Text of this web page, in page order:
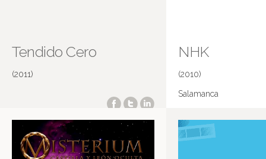
Tendido Cero
(2011)
NHK
(2010)
Salamanca